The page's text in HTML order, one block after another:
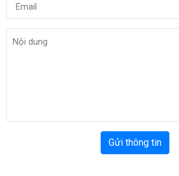
Gửi thông tin